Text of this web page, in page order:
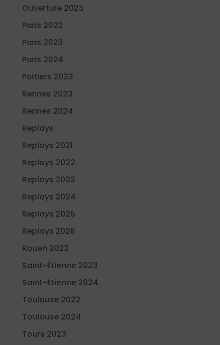
Ouverture 2023
Paris 2022
Paris 2023
Paris 2024
Poitiers 2023
Rennes 2023
Rennes 2024
Replays
Replays 2021
Replays 2022
Replays 2023
Replays 2024
Replays 2025
Replays 2026
Rouen 2023
Saint-Étienne 2023
Saint-Étienne 2024
Toulouse 2022
Toulouse 2024
Tours 2023